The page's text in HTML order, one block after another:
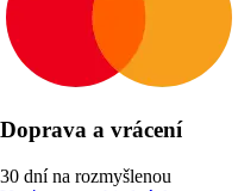
Doprava a vrácení
30 dní na rozmyšlenou